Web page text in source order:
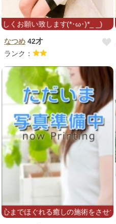
願い致します(*･ω･)*_ _)
なつめ 42才
ランク：
もみほぐし＋タイ古式
ほぐれる癒しの施術をさせていただ